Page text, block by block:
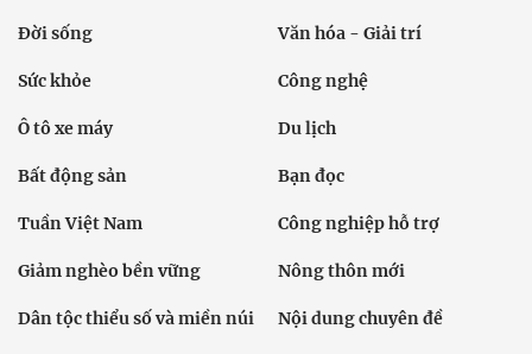
Đời sống Văn hóa - Giải trí
Sức khỏe Công nghệ
Ô tô xe máy Du lịch
Bất động sản Bạn đọc
Tuần Việt Nam Công nghiệp hỗ trợ
Giảm nghèo bền vững Nông thôn mới
Dân tộc thiểu số và miền núi Nội dung chuyên đề